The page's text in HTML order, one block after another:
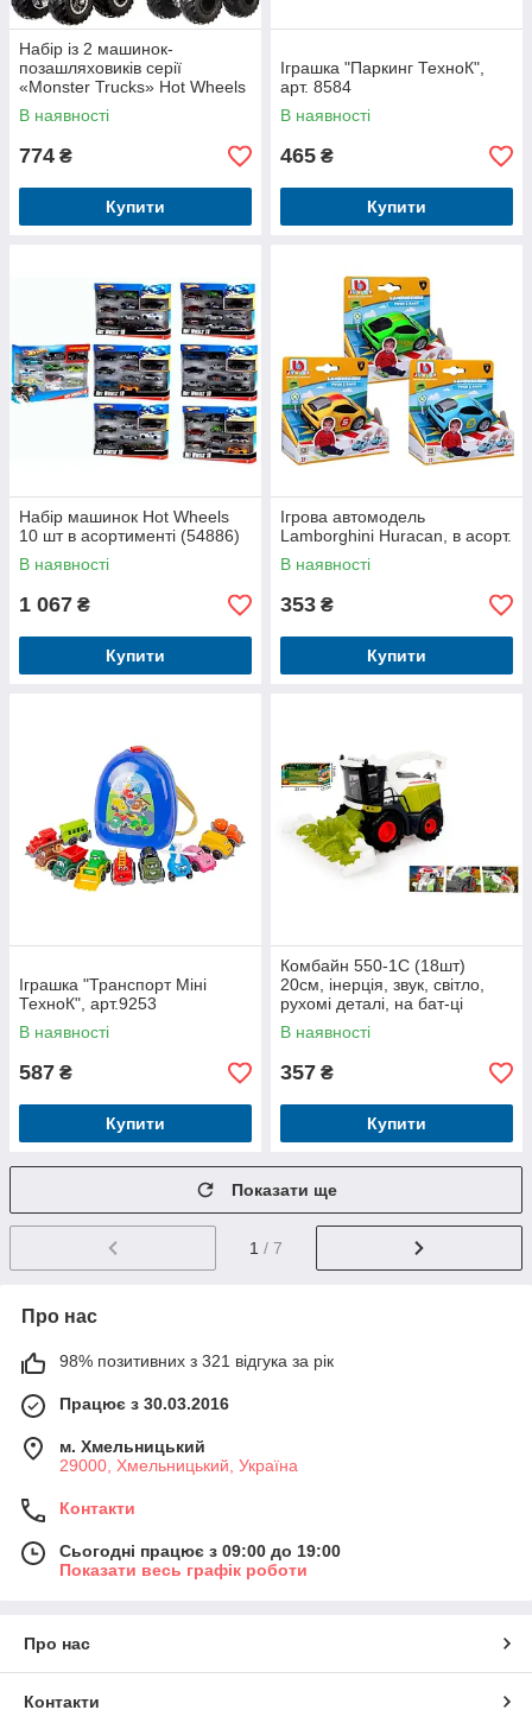
Набір із 2 машинок-
позашляховиків серії
«Monster Trucks» Hot Wheels
(в ас.)
В наявності
774 ₴
Купити
Іграшка "Паркинг ТехноК",
арт. 8584
В наявності
465 ₴
Купити
Набір машинок Hot Wheels
10 шт в асортименті (54886)
В наявності
1 067 ₴
Купити
Ігрова автомодель
Lamborghini Huracan, в асорт.
В наявності
353 ₴
Купити
Іграшка "Транспорт Міні
ТехноК", арт.9253
В наявності
587 ₴
Купити
Комбайн 550-1C (18шт)
20см, інерція, звук, світло,
рухомі деталі, на бат-ці
(табл), в кор-ці, 23-13-14см
В наявності
357 ₴
Купити
Показати ще
1 / 7
Про нас
98% позитивних з 321 відгука за рік
Працює з 30.03.2016
м. Хмельницький
29000, Хмельницький, Україна
Контакти
Сьогодні працює з 09:00 до 19:00
Показати весь графік роботи
Про нас
Контакти